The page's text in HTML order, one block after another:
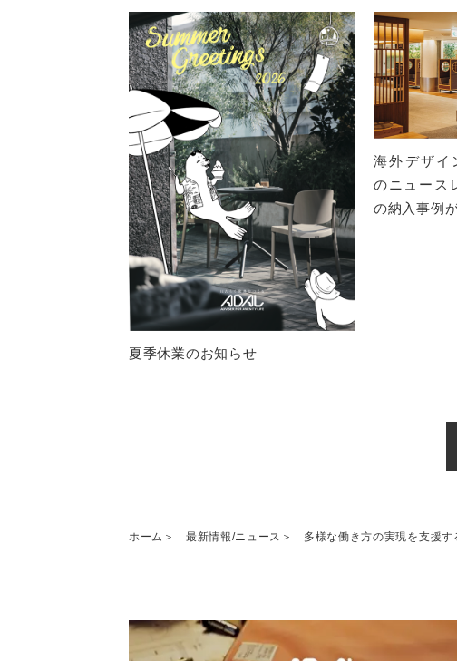
夏季休業のお知らせ
海外デザイ
のニュース
の納入事例
ホーム 最新情報/ニュース 多様な働き方の実現を支援